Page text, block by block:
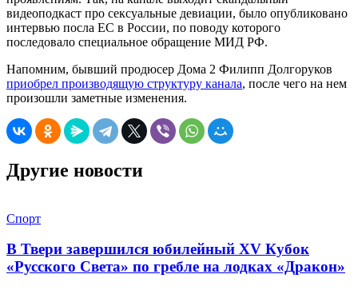
видеоподкаст про сексуальные девиации, было опубликовано
интервью посла ЕС в России, по поводу которого
последовало специальное обращение МИД РФ.
Напомним, бывший продюсер Дома 2 Филипп Долгоруков
приобрел производящую структуру канала, после чего на нем
произошли заметные изменения.
Другие новости
Спорт
В Твери завершился юбилейный XV Кубок
«Русского Света» по гребле на лодках «Дракон»